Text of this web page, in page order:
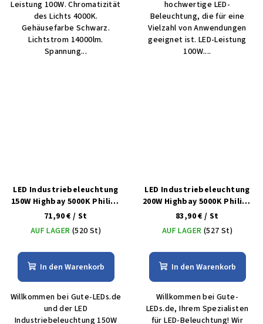
Leistung 100W. Chromatizität
des Lichts 4000K.
Gehäusefarbe Schwarz.
Lichtstrom 14000lm.
Spannung...
hochwertige LED-
Beleuchtung, die für eine
Vielzahl von Anwendungen
geeignet ist. LED-Leistung
100W....
LED Industriebeleuchtung
150W Highbay 5000K Philips
5 Jahre dimmbar
71,90 €/ St
AUF LAGER (520 St)
In den Warenkorb
Willkommen bei Gute-LEDs.de
und der LED
Industriebeleuchtung 150W
LED Industriebeleuchtung
200W Highbay 5000K Philips
5 Jahre dimmbar
83,90 €/ St
AUF LAGER (527 St)
In den Warenkorb
Willkommen bei Gute-
LEDs.de, Ihrem Spezialisten
für LED-Beleuchtung! Wir